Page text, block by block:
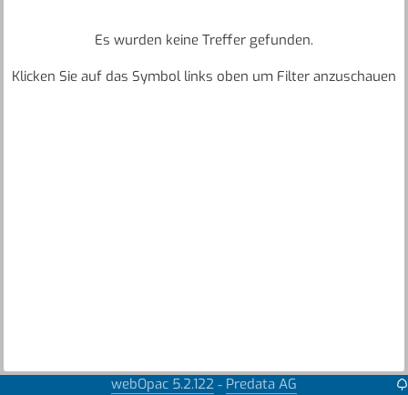
Es wurden keine Treffer gefunden.
Klicken Sie auf das Symbol links oben um Filter anzuschauen
webOpac 5.2.122 - Predata AG